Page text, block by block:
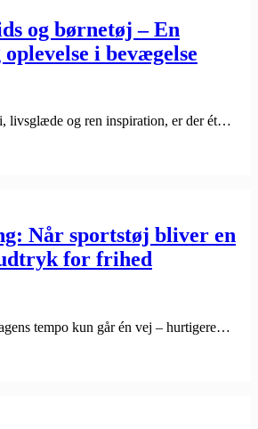
og børnetøj – En
i bevægelse
livsglæde og ren inspiration, er der ét…
Når sportstøj bliver en
for frihed
tempo kun går én vej – hurtigere…